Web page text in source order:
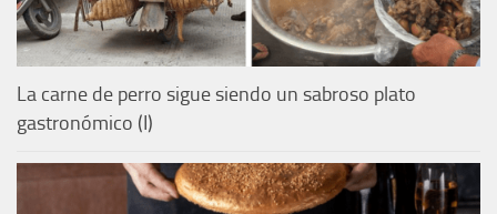
La carne de perro sigue siendo un sabroso plato
gastronómico (I)